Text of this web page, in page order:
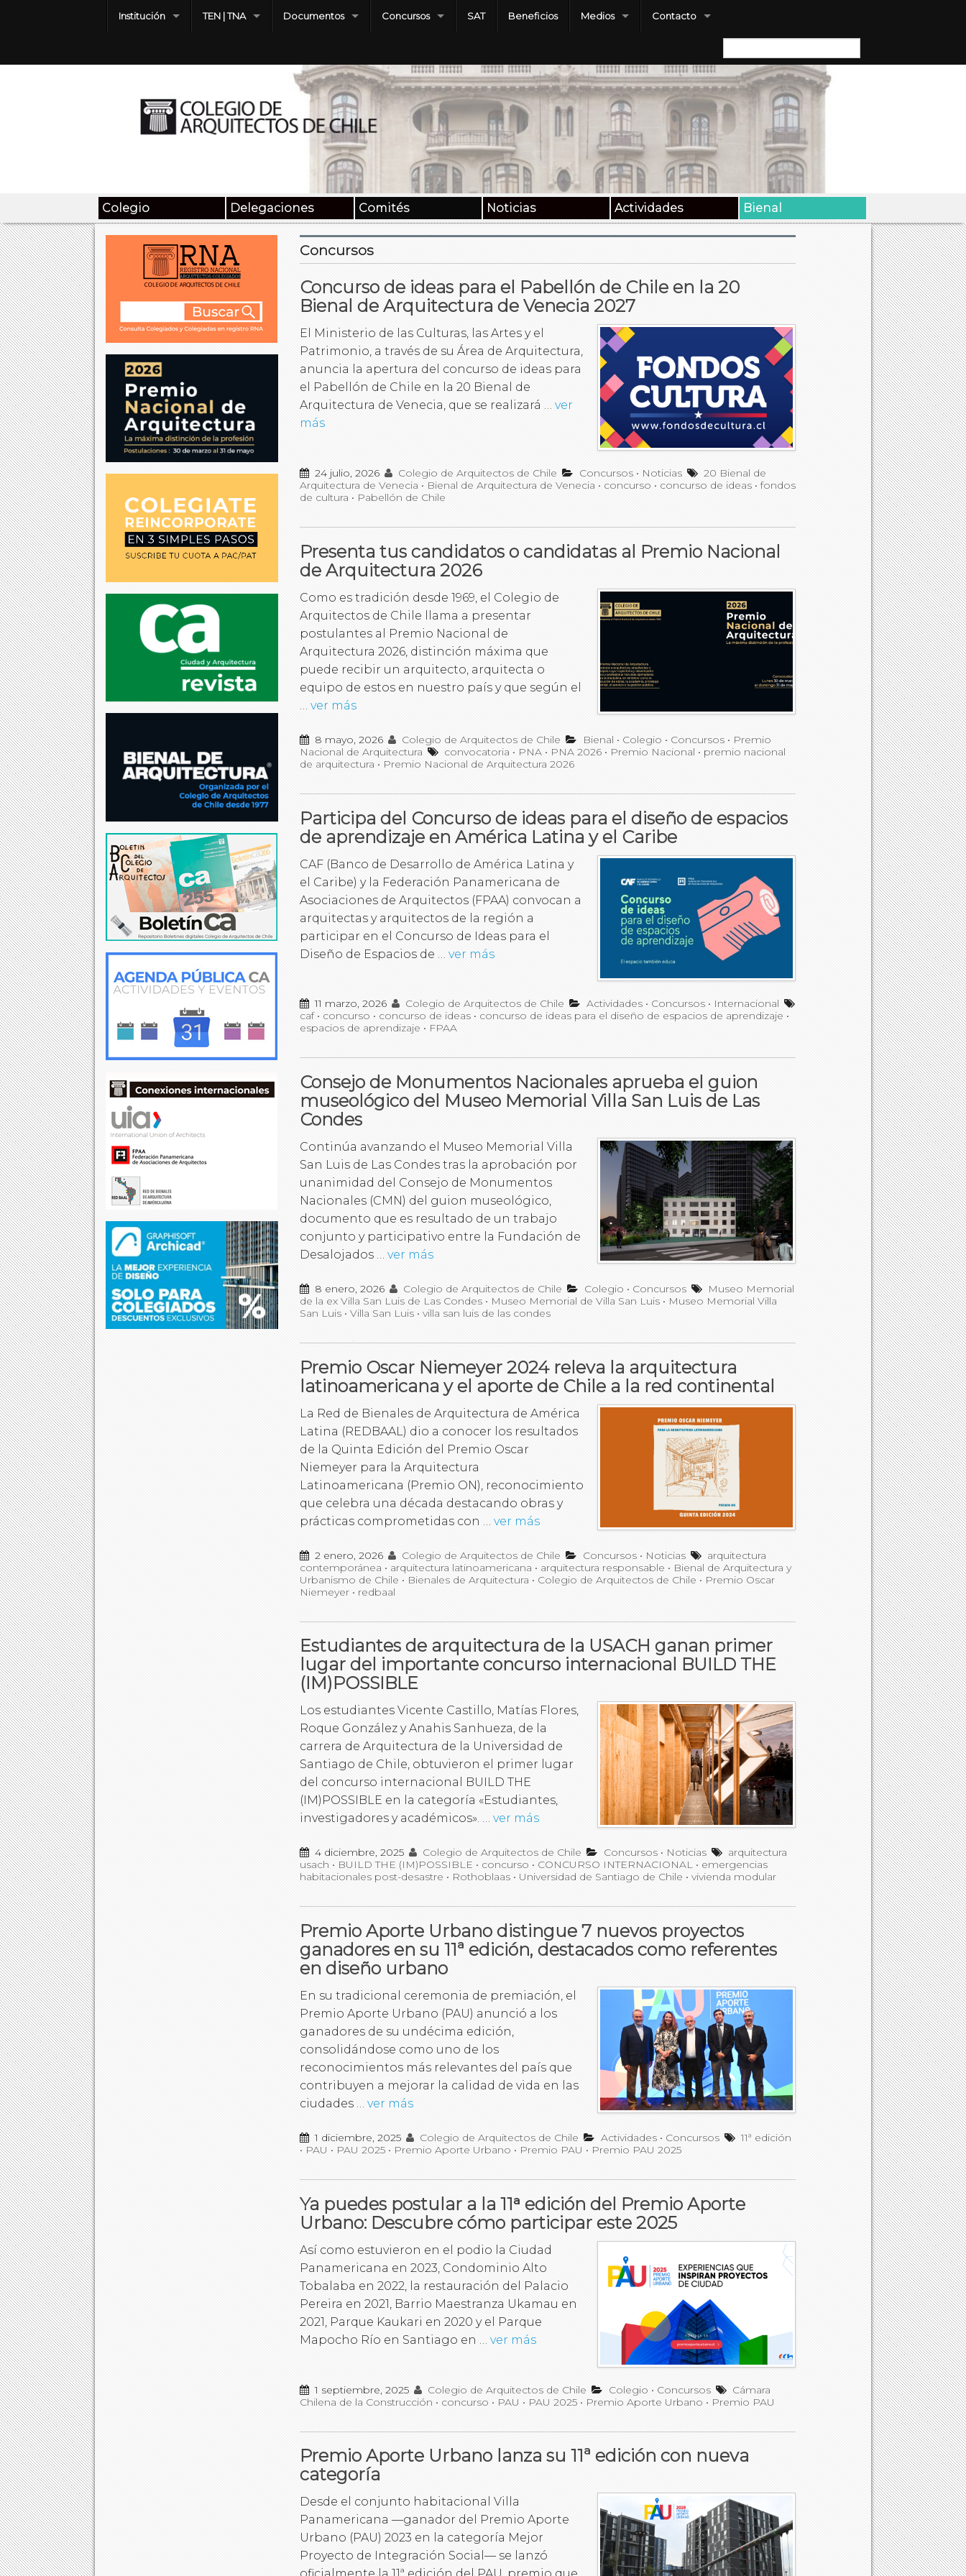
Institución TEN | TNA Documentos Concursos SAT Beneficios Medios Contacto
Buscar:
Colegio Delegaciones Comités Noticias Actividades Bienal
Concursos
Concurso de ideas para el Pabellón de Chile en la 20
Bienal de Arquitectura de Venecia 2027
El Ministerio de las Culturas, las Artes y el
Patrimonio, a través de su Área de Arquitectura,
anuncia la apertura del concurso de ideas para
el Pabellón de Chile en la 20 Bienal de
Arquitectura de Venecia, que se realizará … ver
más
24 julio, 2026 Colegio de Arquitectos de Chile Concursos• Noticias
20 Bienal de
Arquitectura de Venecia • Bienal de Arquitectura de Venecia • concurso • concurso de ideas • fondos
de cultura • Pabellón de Chile
Presenta tus candidatos o candidatas al Premio Nacional
de Arquitectura 2026
Como es tradición desde 1969, el Colegio de
Arquitectos de Chile llama a presentar
postulantes al Premio Nacional de
Arquitectura 2026, distinción máxima que
puede recibir un arquitecto, arquitecta o
equipo de estos en nuestro país y que según el
ver más
8 mayo, 2026 Colegio de Arquitectos de Chile Bienal • Colegio • Concursos• Premio
Nacional de Arquitectura
convocatoria • PNA • PNA 2026 • Premio Nacional • premio nacional
de arquitectura • Premio Nacional de Arquitectura 2026
Participa del Concurso de ideas para el diseño de espacios
de aprendizaje en América Latina y el Caribe
CAF (Banco de Desarrollo de América Latina y
el Caribe) y la Federación Panamericana de
Asociaciones de Arquitectos (FPAA) convocan a
arquitectas y arquitectos de la región a
participar en el Concurso de Ideas para el
Diseño de Espacios de … ver más
11 marzo, 2026 Colegio de Arquitectos de Chile Actividades• Concursos• Internacional
caf• concurso • concurso de ideas • concurso de ideas para el diseño de espacios de aprendizaje •
espacios de aprendizaje • FPAA
Consejo de Monumentos Nacionales aprueba el guion
museológico del Museo Memorial Villa San Luis de Las
Condes
Continúa avanzando el Museo Memorial Villa
San Luis de Las Condes tras la aprobación por
unanimidad del Consejo de Monumentos
Nacionales (CMN) del guion museológico,
documento que es resultado de un trabajo
conjunto y participativo entre la Fundación de
Desalojados … ver más
8 enero, 2026 Colegio de Arquitectos de Chile Colegio • Concursos
Museo Memorial
de la ex Villa San Luis de Las Condes • Museo Memorial de Villa San Luis • Museo Memorial Villa
San Luis • Villa San Luis • villa san luis de las condes
Premio Oscar Niemeyer 2024 releva la arquitectura
latinoamericana y el aporte de Chile a la red continental
La Red de Bienales de Arquitectura de América
Latina (REDBAAL) dio a conocer los resultados
de la Quinta Edición del Premio Oscar
Niemeyer para la Arquitectura
Latinoamericana (Premio ON), reconocimiento
que celebra una década destacando obras y
prácticas comprometidas con … ver más
2 enero, 2026 Colegio de Arquitectos de Chile Concursos• Noticias
arquitectura
contemporánea • arquitectura latinoamericana • arquitectura responsable • Bienal de Arquitectura y
Urbanismo de Chile • Bienales de Arquitectura • Colegio de Arquitectos de Chile • Premio Oscar
Niemeyer • redbaal
Estudiantes de arquitectura de la USACH ganan primer
lugar del importante concurso internacional BUILD THE
(IM)POSSIBLE
Los estudiantes Vicente Castillo, Matías Flores,
Roque González y Anahis Sanhueza, de la
carrera de Arquitectura de la Universidad de
Santiago de Chile, obtuvieron el primer lugar
del concurso internacional BUILD THE
(IM)POSSIBLE en la categoría «Estudiantes,
investigadores y académicos». … ver más
4 diciembre, 2025 Colegio de Arquitectos de Chile Concursos• Noticias
arquitectura
usach • BUILD THE (IM)POSSIBLE • concurso • CONCURSO INTERNACIONAL • emergencias
habitacionales post-desastre • Rothoblaas • Universidad de Santiago de Chile • vivienda modular
Premio Aporte Urbano distingue 7 nuevos proyectos
ganadores en su 11ª edición, destacados como referentes
en diseño urbano
En su tradicional ceremonia de premiación, el
Premio Aporte Urbano (PAU) anunció a los
ganadores de su undécima edición,
consolidándose como uno de los
reconocimientos más relevantes del país que
contribuyen a mejorar la calidad de vida en las
ciudades … ver más
1 diciembre, 2025 Colegio de Arquitectos de Chile Actividades• Concursos
11ª edición
• PAU • PAU 2025 • Premio Aporte Urbano • Premio PAU • Premio PAU 2025
Ya puedes postular a la 11ᵃ edición del Premio Aporte
Urbano: Descubre cómo participar este 2025
Así como estuvieron en el podio la Ciudad
Panamericana en 2023, Condominio Alto
Tobalaba en 2022, la restauración del Palacio
Pereira en 2021, Barrio Maestranza Ukamau en
2021, Parque Kaukari en 2020 y el Parque
Mapocho Río en Santiago en … ver más
1 septiembre, 2025 Colegio de Arquitectos de Chile Colegio • Concursos
Cámara
Chilena de la Construcción • concurso • PAU • PAU 2025 • Premio Aporte Urbano • Premio PAU
Premio Aporte Urbano lanza su 11ª edición con nueva
categoría
Desde el conjunto habitacional Villa
Panamericana —ganador del Premio Aporte
Urbano (PAU) 2023 en la categoría Mejor
Proyecto de Integración Social— se lanzó